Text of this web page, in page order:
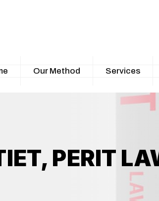
Our Method Services
PERIT